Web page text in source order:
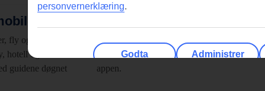
fly og hotell
hotell og transfer
guidene døgnet
mobilkameraet ditt for å laste ned
appen.
personvernerklæring.
Godta Administrer